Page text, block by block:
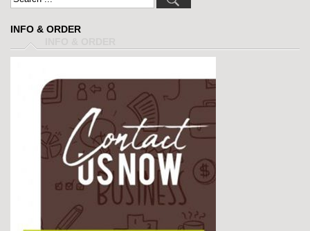
INFO & ORDER